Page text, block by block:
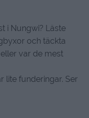
i Nungwi? Läste
och täckta
var de mest
lite funderingar. Ser